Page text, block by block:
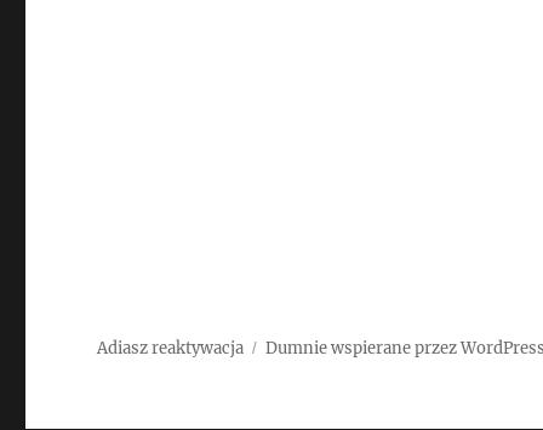
Adiasz reaktywacja Dumnie wspierane przez WordPress